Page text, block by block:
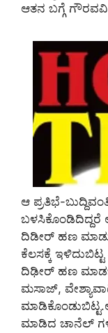
ಆತನ ಬಗ್ಗೆ
ಆ ಪ್ರತಿಭೆ-
ಬಳಸಿಕೊಂಡಿದಿದ್ದರೆ
ದಿಡೀರ್ ಹಣ
ಕೆಲಸಕ್ಕೆ ಇಳಿದುಬಿಟ್ಟ
ದಿಢೀರ್ ಹಣ
ಮಸಾಜ್,
ಮಾಡಿದ ಚಾನೆಲ್